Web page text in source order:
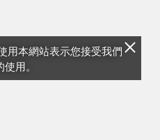
用本網站表示您接受我們
用。